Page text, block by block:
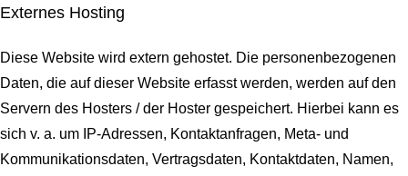
Externes Hosting
Diese Website wird extern gehostet. Die personenbezogenen
Daten, die auf dieser Website erfasst werden, werden auf den
Servern des Hosters / der Hoster gespeichert. Hierbei kann es
sich v. a. um IP-Adressen, Kontaktanfragen, Meta- und
Kommunikationsdaten, Vertragsdaten, Kontaktdaten, Namen,